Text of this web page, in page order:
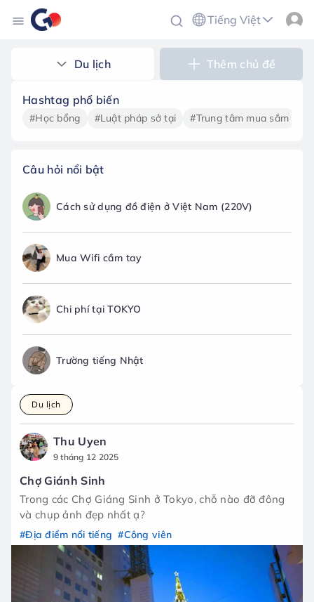
Tiếng Việt
Du lịch Thêm chủ đề
Hashtag phổ biến
#Học bổng #Luật pháp sở tại #Trung tâm mua sắm
Câu hỏi nổi bật
Cách sử dụng đồ điện ở Việt Nam (220V)
Mua Wifi cầm tay
Chi phí tại TOKYO
Trường tiếng Nhật
Du lịch
Thu Uyen
9 tháng 12 2025
Chợ Giánh Sinh
Trong các Chợ Giáng Sinh ở Tokyo, chỗ nào đỡ đông
và chụp ảnh đẹp nhất ạ?
#Địa điểm nổi tiếng #Công viên